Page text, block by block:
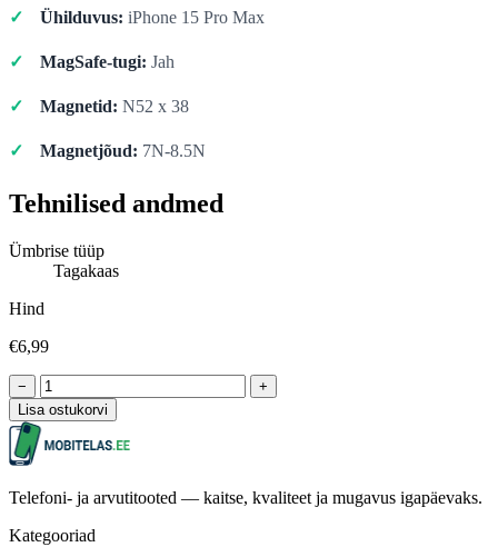
Ühilduvus: iPhone 15 Pro Max
MagSafe-tugi: Jah
Magnetid: N52 x 38
Magnetjõud: 7N-8.5N
Tehnilised andmed
Ümbrise tüüp
Tagakaas
Hind
€6,99
−
+
Lisa ostukorvi
Telefoni- ja arvutitooted — kaitse, kvaliteet ja mugavus igapäevaks.
Kategooriad